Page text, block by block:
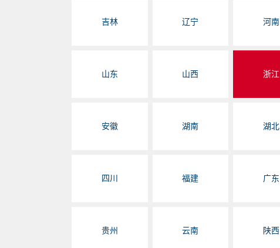
吉林 辽宁 河南
山东 山西 浙江
安徽 湖南 湖北
四川 福建 广东
贵州 云南 陕西